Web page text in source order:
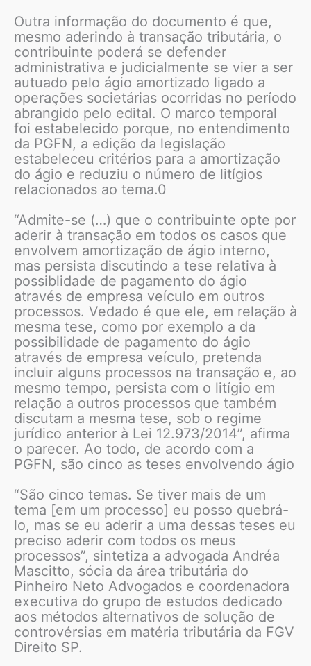
Outra informação do documento é que,
mesmo aderindo à transação tributária, o
contribuinte poderá se defender
administrativa e judicialmente se vier a ser
autuado pelo ágio amortizado ligado a
operações societárias ocorridas no período
abrangido pelo edital. O marco temporal
foi estabelecido porque, no entendimento
da PGFN, a edição da legislação
estabeleceu critérios para a amortização
do ágio e reduziu o número de litígios
relacionados ao tema.0
“Admite-se (…) que o contribuinte opte por
aderir à transação em todos os casos que
envolvem amortização de ágio interno,
mas persista discutindo a tese relativa à
possiblidade de pagamento do ágio
através de empresa veículo em outros
processos. Vedado é que ele, em relação à
mesma tese, como por exemplo a da
possibilidade de pagamento do ágio
através de empresa veículo, pretenda
incluir alguns processos na transação e, ao
mesmo tempo, persista com o litígio em
relação a outros processos que também
discutam a mesma tese, sob o regime
jurídico anterior à Lei 12.973/2014”, afirma
o parecer. Ao todo, de acordo com a
PGFN, são cinco as teses envolvendo ágio
“São cinco temas. Se tiver mais de um
tema [em um processo] eu posso quebrá-
lo, mas se eu aderir a uma dessas teses eu
preciso aderir com todos os meus
processos”, sintetiza a advogada Andréa
Mascitto, sócia da área tributária do
Pinheiro Neto Advogados e coordenadora
executiva do grupo de estudos dedicado
aos métodos alternativos de solução de
controvérsias em matéria tributária da FGV
Direito SP.